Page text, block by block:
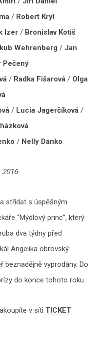
/ Robert Kryl
Izer / Bronislav Kotiš
Wehrenberg / Jan
Pečený
/ Radka Fišarová / Olga
/ Lucia Jagerčíková /
/ Nelly Danko
2016
střídat s úspěšným
“Mýdlový princ”, který
dva týdny před
Angelika obrovský
beznadějně vyprodány. Do
do konce tohoto roku.
v síti TICKET